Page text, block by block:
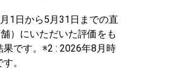
1日から5月31日までの直
）にいただいた評価をも
果です。※2 : 2026年8月時
。